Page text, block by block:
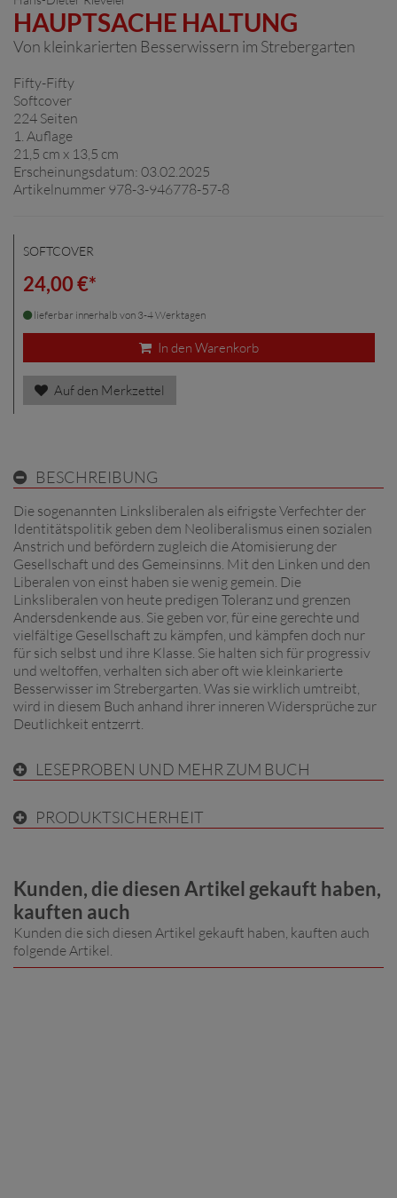
HAUPTSACHE HALTUNG
Von kleinkarierten Besserwissern im Strebergarten
Fifty-Fifty
Softcover
224 Seiten
1. Auflage
21,5 cm x 13,5 cm
Erscheinungsdatum: 03.02.2025
Artikelnummer 978-3-946778-57-8
SOFTCOVER
24,00 €*
lieferbar innerhalb von 3-4 Werktagen
In den Warenkorb
Auf den Merkzettel
BESCHREIBUNG
Die sogenannten Linksliberalen als eifrigste Verfechter der
Identitätspolitik geben dem Neoliberalismus einen sozialen
Anstrich und befördern zugleich die Atomisierung der
Gesellschaft und des Gemeinsinns. Mit den Linken und den
Liberalen von einst haben sie wenig gemein. Die
Linksliberalen von heute predigen Toleranz und grenzen
Andersdenkende aus. Sie geben vor, für eine gerechte und
vielfältige Gesellschaft zu kämpfen, und kämpfen doch nur
für sich selbst und ihre Klasse. Sie halten sich für progressiv
und weltoffen, verhalten sich aber oft wie kleinkarierte
Besserwisser im Strebergarten. Was sie wirklich umtreibt,
wird in diesem Buch anhand ihrer inneren Widersprüche zur
Deutlichkeit entzerrt.
LESEPROBEN UND MEHR ZUM BUCH
PRODUKTSICHERHEIT
Kunden, die diesen Artikel gekauft haben,
kauften auch
Kunden die sich diesen Artikel gekauft haben, kauften auch
folgende Artikel.